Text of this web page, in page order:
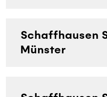
Schaffhausen
Münster